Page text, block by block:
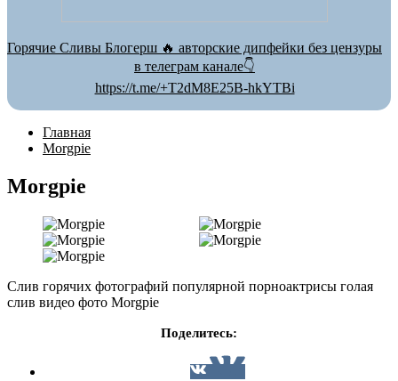
Горячие Сливы Блогерш 🔥 авторские дипфейки без цензуры
в телеграм канале👇
https://t.me/+T2dM8E25B-hkYTBi
Главная
Morgpie
Morgpie
Слив горячих фотографий популярной порноактрисы голая
слив видео фото Morgpie
Поделитесь: